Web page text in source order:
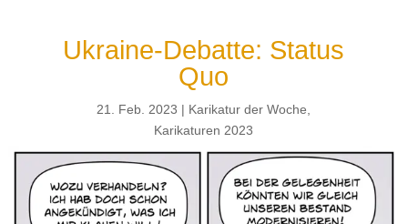
Ukraine-Debatte: Status
Quo
21. Feb. 2023 Karikatur der Woche
Karikaturen 2023